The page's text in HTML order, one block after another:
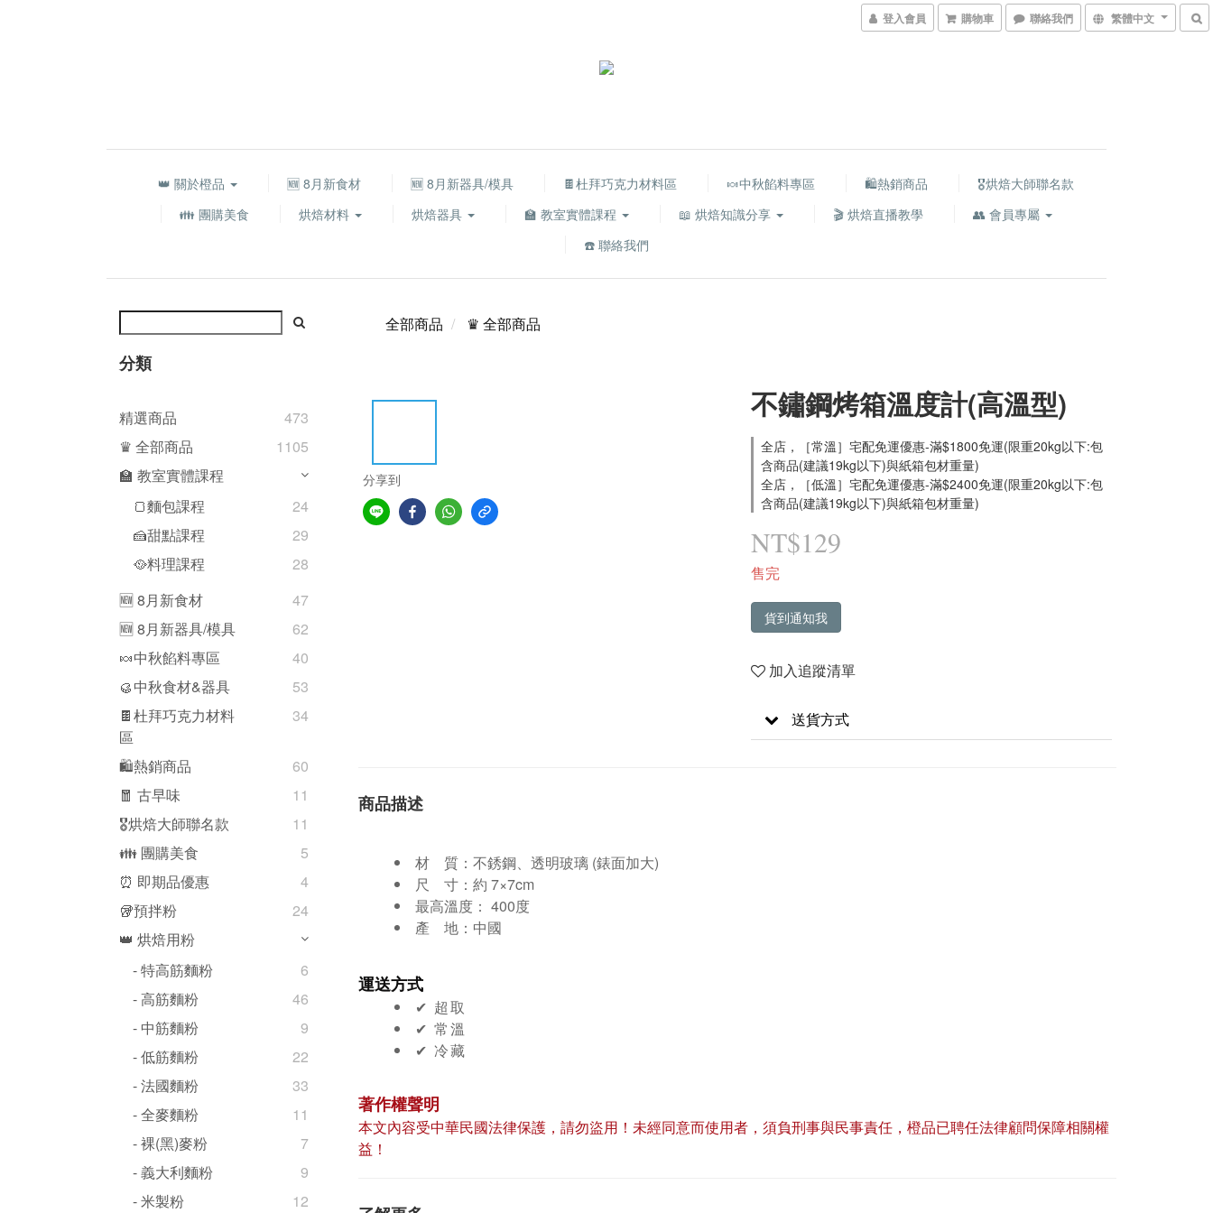
登入會員 購物車 聯絡我們 繁體中文
👑 關於橙品 🆕 8月新食材 🆕 8月新器具/模具 🍫杜拜巧克力材料區 🍬中秋餡料專區 🛍熱銷商品
🎖️烘焙大師聯名款
👪 團購美食
烘焙材料 烘焙器具 🏫 教室實體課程 📖 烘焙知識分享 🎬 烘焙直播教學
👥 會員專屬
☎️ 聯絡我們
分類
精選商品
473
♛ 全部商品
1105
🏫 教室實體課程
🍞麵包課程
24
🍰甜點課程
29
🥘料理課程
28
🆕 8月新食材
47
🆕 8月新器具/模具
62
🍬中秋餡料專區
40
🥮中秋食材&器具
53
🍫杜拜巧克力材料
區
34
🛍熱銷商品
60
🧧 古早味
11
🎖️烘焙大師聯名款
11
👪 團購美食
5
⏰ 即期品優惠
4
🥡預拌粉
24
👑 烘焙用粉
- 特高筋麵粉
6
- 高筋麵粉
46
- 中筋麵粉
9
- 低筋麵粉
22
- 法國麵粉
33
- 全麥麵粉
11
- 裸(黑)麥粉
7
- 義大利麵粉
9
- 米製粉
12
全部商品 ♛ 全部商品
分享到
不鏽鋼烤箱溫度計(高溫型)
全店，［常溫］宅配免運優惠-滿$1800免運(限重20kg以下:包
含商品(建議19kg以下)與紙箱包材重量)
全店，［低溫］宅配免運優惠-滿$2400免運(限重20kg以下:包
含商品(建議19kg以下)與紙箱包材重量)
NT$129
售完
貨到通知我
加入追蹤清單
送貨方式
商品描述
材 質： 不銹鋼、透明玻璃 (錶面加大)
尺 寸：約 7×7cm
最高溫度： 400度
產 地：中國
運送方式
✔︎ 超取
✔︎ 常溫
✔︎ 冷藏
著作權聲明
本文內容受中華民國法律保護，請勿盜用！未經同意而使用者，須負刑事與民事責任，橙品已聘任法律顧問保障相關權
益！